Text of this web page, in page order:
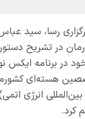
رسا، سید
در تشریح
در برنامه ایکس
هسته‌ای
انرژی
کرد.